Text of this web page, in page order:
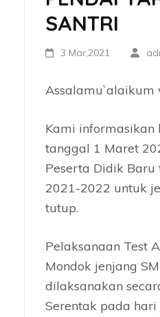
SANTRI
3 Mar,2021
Assalamu`alaikum
Kami informasikan
tanggal 1 Maret
Peserta Didik
2021-2022 untuk
tutup.
Pelaksanaan Test
Mondok jenjang
dilaksanakan
Serentak pada